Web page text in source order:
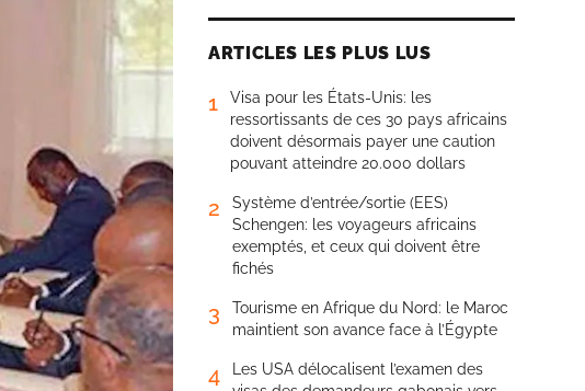
ARTICLES LES PLUS LUS
1
Visa pour les États-Unis: les
ressortissants de ces 30 pays africains
doivent désormais payer une caution
pouvant atteindre 20.000 dollars
2
Système d’entrée/sortie (EES)
Schengen: les voyageurs africains
exemptés, et ceux qui doivent être
fichés
3
Tourisme en Afrique du Nord: le Maroc
maintient son avance face à l’Égypte
4
Les USA délocalisent l’examen des